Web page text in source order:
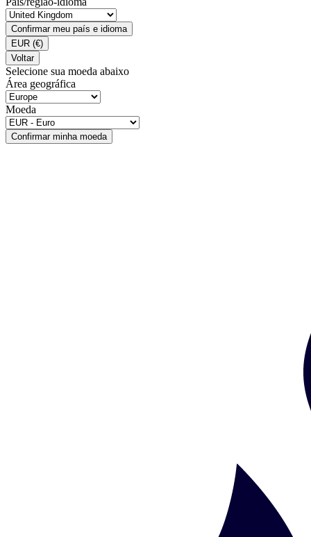
Confirmar meu país e idioma
EUR (€)
Voltar
Selecione sua moeda abaixo
Área geográfica
Moeda
Confirmar minha moeda